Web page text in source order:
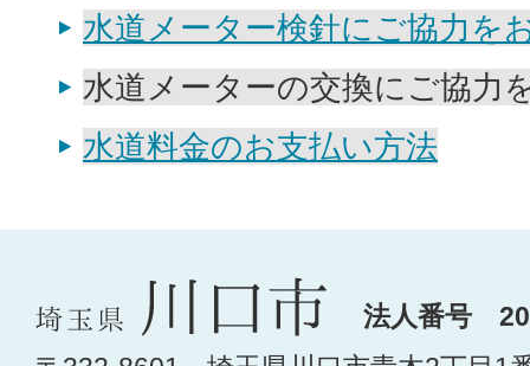
水道メーター検針にご協力を
水道メーターの交換にご協力
水道料金のお支払い方法
法人番号